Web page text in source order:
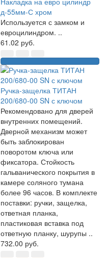
д-55мм-С хром
Используется с замком и
евроцилиндром. ..
61.02 руб.
Ручка-защелка ТИТАН
200/680-00 SN с ключом
Рекомендовано для дверей
внутренних помещений.
Дверной механизм может
быть заблокирован
поворотом ключа или
фиксатора. Стойкость
гальванического покрытия в
камере соляного тумана
более 96 часов. В комплекте
поставки: ручки, защелка,
ответная планка,
пластиковая вставка под
ответную планку, шурупы ..
732.00 руб.